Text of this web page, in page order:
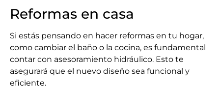
Reformas en casa
Si estás pensando en hacer reformas en tu hogar,
como cambiar el baño o la cocina, es fundamental
contar con asesoramiento hidráulico. Esto te
asegurará que el nuevo diseño sea funcional y
eficiente.